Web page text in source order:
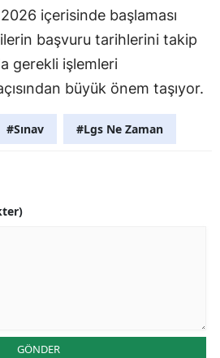
içerisinde başlaması
başvuru tarihlerini takip
gerekli işlemleri
büyük önem taşıyor.
#Sınav #Lgs Ne Zaman
GÖNDER